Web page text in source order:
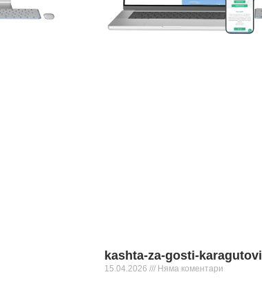
kashta-za-gosti-karagutovi
15.04.2026 Няма коментари